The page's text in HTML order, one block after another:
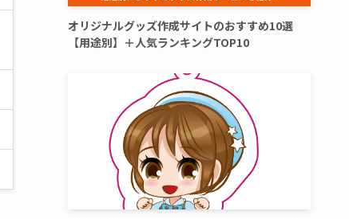
オリジナルグッズ作成サイトのおすすめ10選
【用途別】＋人気ランキングTOP10